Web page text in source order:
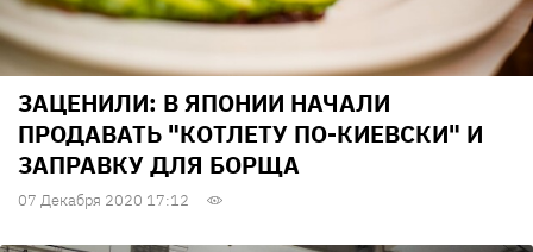
ЗАЦЕНИЛИ: В ЯПОНИИ НАЧАЛИ
ПРОДАВАТЬ "КОТЛЕТУ ПО-КИЕВСКИ" И
ЗАПРАВКУ ДЛЯ БОРЩА
07 Декабря 2020 17:12